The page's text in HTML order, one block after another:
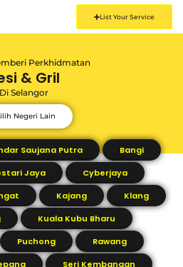
List Your Service
Perkhidmatan
& Gril
Di Selangor
Negeri Lain
Saujana Putra
Bangi
Jaya
Cyberjaya
Kajang
Klang
Kuala Kubu Bharu
Puchong
Rawang
Seri Kembangan